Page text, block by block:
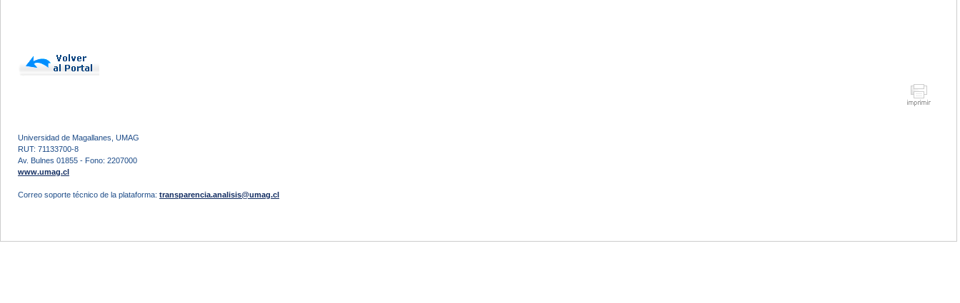
Universidad de Magallanes, UMAG
RUT: 71133700-8
Av. Bulnes 01855 - Fono: 2207000
www.umag.cl
Correo soporte técnico de la plataforma: transparencia.analisis@umag.cl